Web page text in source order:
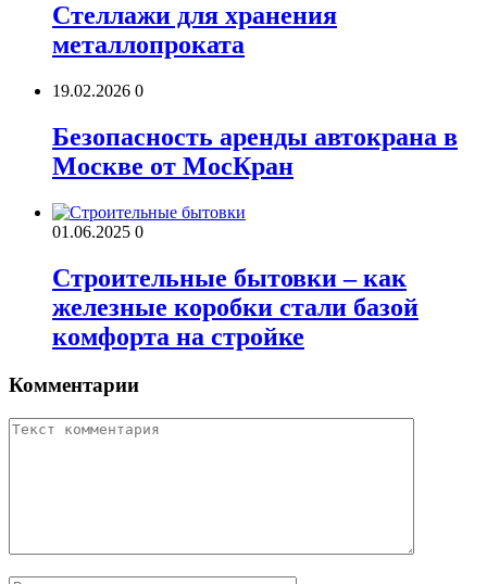
Стеллажи для хранения
металлопроката
19.02.2026 0
Безопасность аренды автокрана в
Москве от МосКран
01.06.2025 0
Строительные бытовки – как
железные коробки стали базой
комфорта на стройке
Комментарии